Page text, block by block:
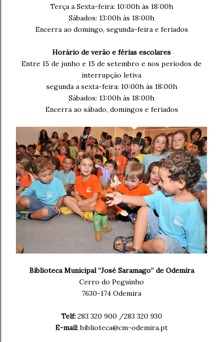
Terça a Sexta-feira: 10:00h às 18:00h
Sábados: 13:00h às 18:00h
Encerra ao domingo, segunda-feira e feriados
Horário de verão e férias escolares
Entre 15 de junho e 15 de setembro e nos períodos de
interrupção letiva
segunda a sexta-feira: 10:00h às 18:00h
Sábados: 13:00h às 18:00h
Encerra ao sábado, domingos e feriados
Biblioteca Municipal “José Saramago” de Odemira
Cerro do Peguinho
7630-174 Odemira
Telf: 283 320 900 /283 320 930
E-mail:biblioteca@cm-odemira.pt